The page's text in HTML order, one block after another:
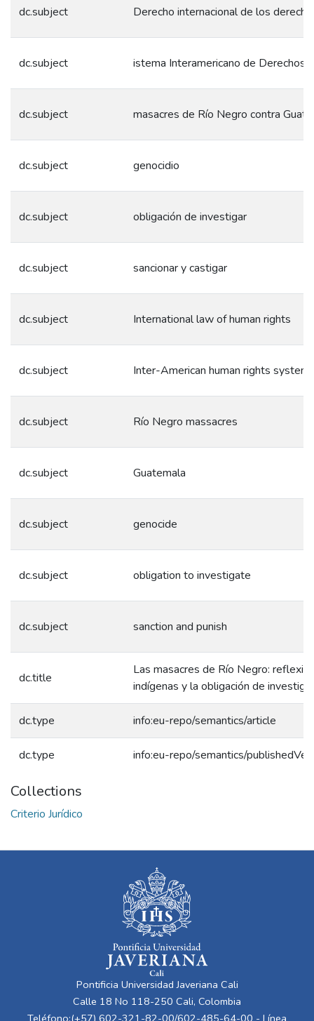
dc.subject Derecho internacional de los
dc.subject istema Interamericano de Derechos
dc.subject masacres de Río Negro contra
dc.subject genocidio
dc.subject obligación de investigar
dc.subject sancionar y castigar
dc.subject International law of human rights
dc.subject Inter-American human rights system
dc.subject Río Negro massacres
dc.subject Guatemala
dc.subject genocide
dc.subject obligation to investigate
dc.subject sanction and punish
dc.title
Las masacres de Río Negro:
indígenas y la obligación de
dc.type info:eu-repo/semantics/article
dc.type info:eu-repo/semantics/
Collections
Criterio Jurídico
Pontificia Universidad Javeriana Cali
Calle 18 No 118-250 Cali, Colombia
Teléfono:(+57) 602-321-82-00/602-485-64-00 - Línea